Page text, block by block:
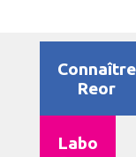
Connaître
Reor
Labo